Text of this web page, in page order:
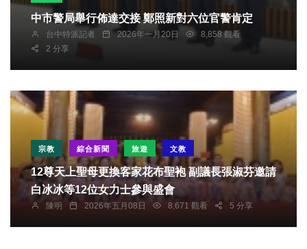
中市警局舉行佈達交接 鄭照新對六位官警肯定
台中特派記者 2026年一月20日
8,858 觀看
2 分享
宗教 綜合新聞 旅遊 文教
12尊天上聖母更換客家花布聖袍 副議長張淑芬邀請
白冰冰等12位女力士參與盛會
陳明 2026年五月08日 8,671 觀看 5 分享